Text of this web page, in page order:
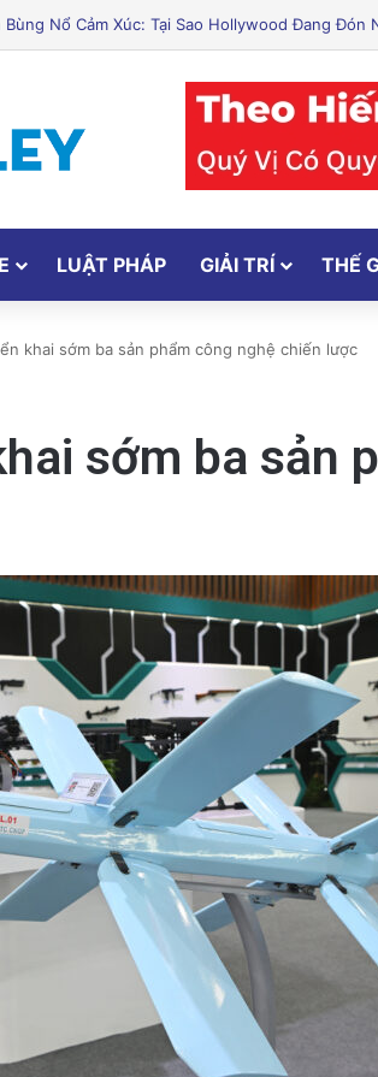
Bắt Đầu Cắt Giảm Nước Giữa Cuộc Khủng
LUẬT PHÁP GIẢI TRÍ THẾ
khai sớm ba sản phẩm công nghệ chiến lược
sớm ba sản